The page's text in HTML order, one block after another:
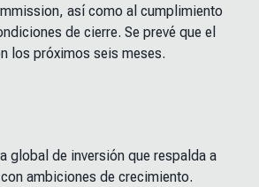
así como al cumplimiento
de cierre. Se prevé que el
los próximos seis meses.
global de inversión que respalda a
ambiciones de crecimiento.